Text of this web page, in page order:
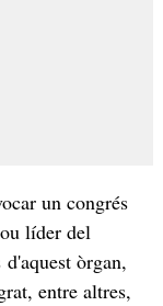
un congrés
líder del
òrgan,
entre altres,